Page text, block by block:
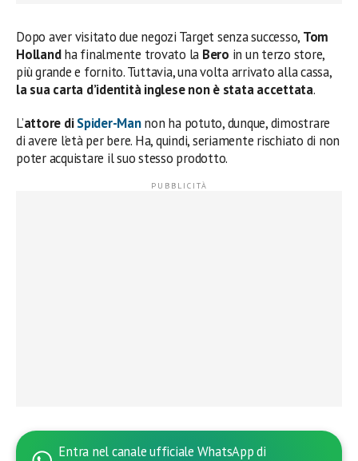
Dopo aver visitato due negozi Target senza successo, Tom
Hollandha finalmente trovato la Bero in un terzo store,
più grande e fornito. Tuttavia, una volta arrivato alla cassa,
la sua carta d’identità inglese non è stata accettata.
L’attore diSpider-Mannon ha potuto, dunque, dimostrare
di avere l’età per bere. Ha, quindi, seriamente rischiato di non
poter acquistare il suo stesso prodotto.
Entra nel canale ufficiale WhatsApp di